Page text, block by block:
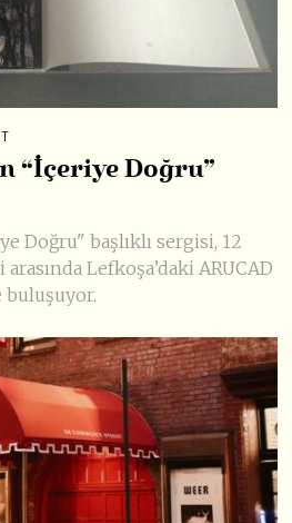
“İçeriye Doğru”
Doğru" başlıklı sergisi, 12
Lefkoşa’daki ARUCAD
buluşuyor.